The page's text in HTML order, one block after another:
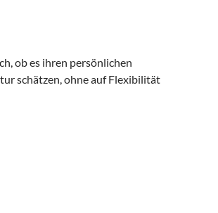
ob es ihren persönlichen
schätzen, ohne auf Flexibilität